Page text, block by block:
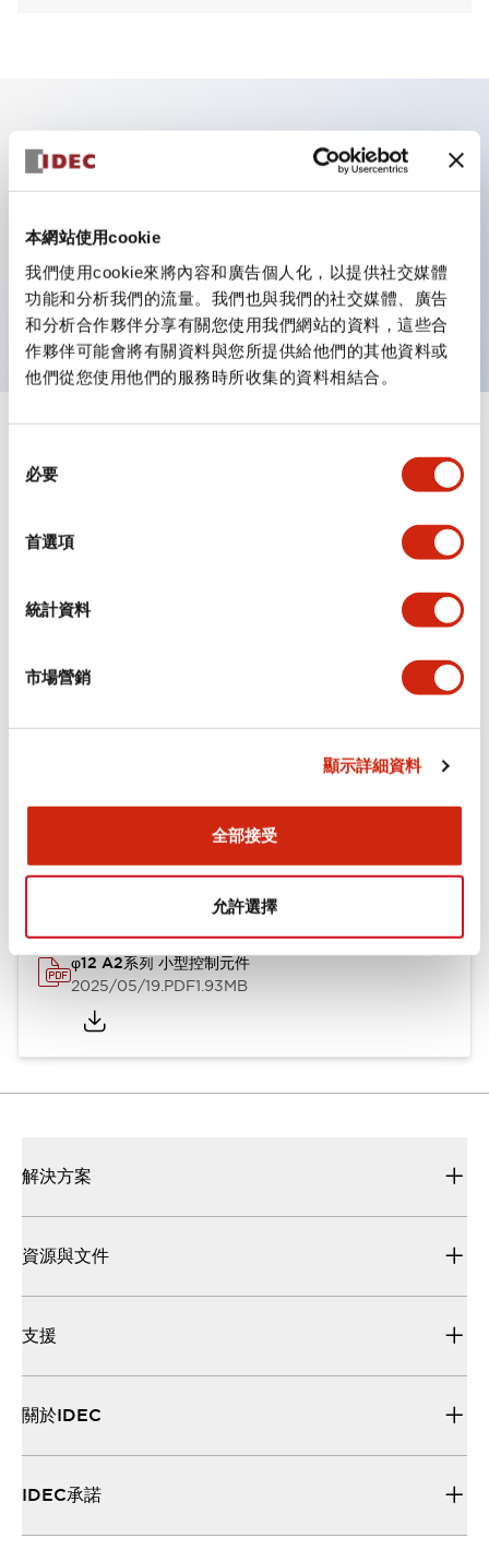
本網站使用cookie
我們使用cookie來將內容和廣告個人化，以提供社交媒體
功能和分析我們的流量。我們也與我們的社交媒體、廣告
和分析合作夥伴分享有關您使用我們網站的資料，這些合
作夥伴可能會將有關資料與您所提供給他們的其他資料或
他們從您使用他們的服務時所收集的資料相結合。
必要
首選項
統計資料
市場營銷
顯示詳細資料
全部接受
允許選擇
主要特點
作業性提升的背部端子方式，全系列統一22mm軸長的
平坦端子面。
UL・CSA認證品
環境規範
機械規格
安裝和安裝規範
型錄和宣傳手冊 CAD檔 認證與標準 技術文件
φ12 A2系列 小型控制元件
2025/05/19.PDF1.93MB
解決方案
資源與文件
支援
關於IDEC
IDEC承諾